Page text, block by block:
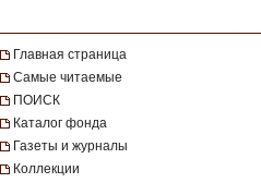
Главная страница
Самые читаемые
ПОИСК
Каталог фонда
Газеты и журналы
Коллекции